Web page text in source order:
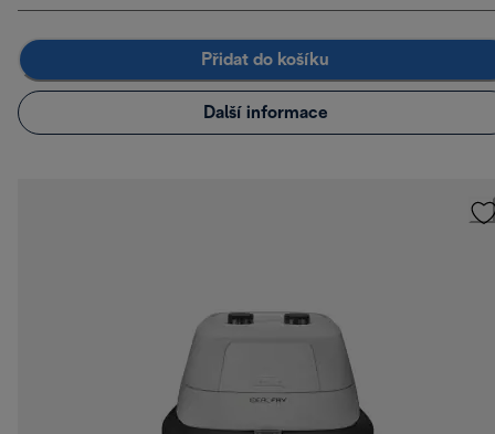
Přidat do košíku
Další informace